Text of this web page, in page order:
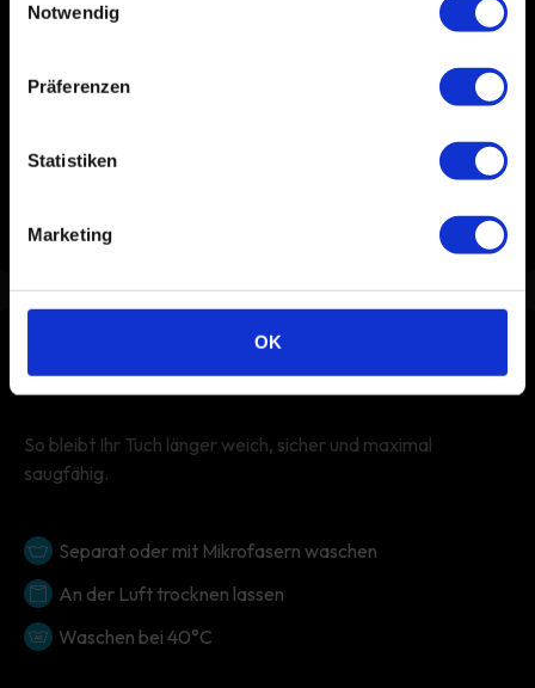
Notwendig
Präferenzen
Statistiken
Marketing
OK
Auto waschen: Der komplette Schritt-für-Schritt-Plan
Auto kneten mit Stipt
Dein Auto in einer Waschbox waschen
So machen Sie Ihre Autoreifen wieder wie neu
So bleibt Ihr Tuch länger weich, sicher und maximal
saugfähig.
Separat oder mit Mikrofasern waschen
An der Luft trocknen lassen
Waschen bei 40°C